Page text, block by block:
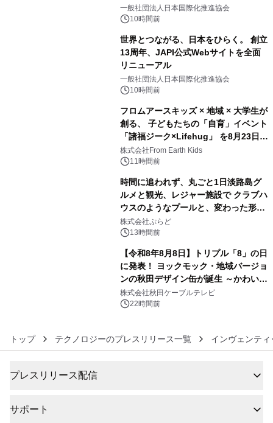
をリリース
一般社団法人日本国際化推進協会
10時間前
世界とつながる、日本をひらく。 創立
13周年、JAPI公式Webサイトを全面
リニューアル
一般社団法人日本国際化推進協会
10時間前
フロムアースキッズ × 地域 × 大学生が
創る、 子どもたちの「自育」イベント
「諸福ジーク×Lifehug」 を8月23日
(日)開催
株式会社From Earth Kids
11時間前
時間に追われず、丸ごと1日淡路島グ
ルメと観光、レジャー施設で クラブハ
ウスのようなプールと、変わった形の
サウナも 「THE BOXY AWAJI」のお
得な素泊まり連泊プランで
株式会社ぷらど
13時間前
【令和8年8月8日】トリプル「8」の日
に発表！ ヨックモック・地域バージョ
ンの秋田デザイン缶が誕生 ～かわいい
秋田犬の子犬と秋田の四季と名所を巡
るパッケージ～ 9月1日(火)秋田県内で
株式会社秋田ケーブルテレビ
22時間前
トップ テクノロジーのプレスリリース一覧 インヴェンテ
プレスリリース配信
サポート